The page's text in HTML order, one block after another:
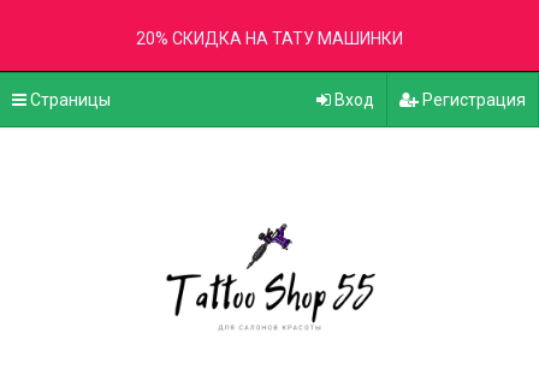
20% СКИДКА НА ТАТУ МАШИНКИ
Страницы Вход Регистрация